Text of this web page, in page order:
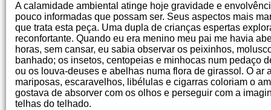
A calamidade ambiental atinge hoje gravidade e
pouco informadas que possam ser. Seus aspectos mais
que trata esta peça. Uma dupla de crianças espertas
reconfortante. Quando eu era menino meu pai me havia
horas, sem cansar, eu sabia observar os peixinhos,
banhado; os insetos, centopeias e minhocas num pedaço
ou os louva-deuses e abelhas numa flora de girassol. O
mariposas, escaravelhos, libélulas e cigarras coloriam o
gostava de absorver com os olhos e perseguir com a
telhas do telhado.